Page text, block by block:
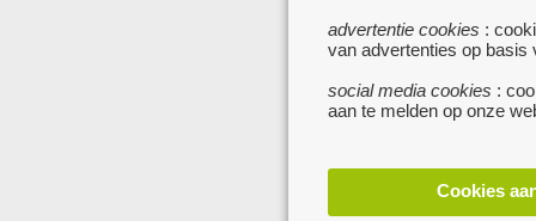
advertentie cookies :
van advertenties op basis
social media cookies :
aan te melden op onze
Cookies